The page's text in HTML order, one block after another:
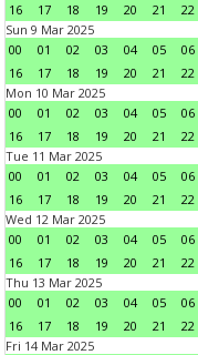
16
17 18 19 20 21 22
Sun 9 Mar 2025
00
01 02 03 04 05 06
16
17 18 19 20 21 22
Mon 10 Mar 2025
00
01 02 03 04 05 06
16
17 18 19 20 21 22
Tue 11 Mar 2025
00
01 02 03 04 05 06
16
17 18 19 20 21 22
Wed 12 Mar 2025
00
01 02 03 04 05 06
16
17 18 19 20 21 22
Thu 13 Mar 2025
00
01 02 03 04 05 06
16
17 18 19 20 21 22
Fri 14 Mar 2025